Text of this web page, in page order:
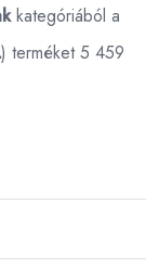
kategóriából a
) terméket 5 459